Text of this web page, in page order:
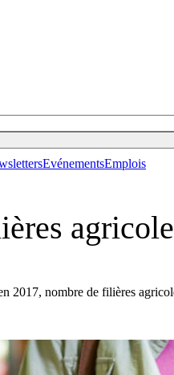
EvénementsEmplois
2017, nombre de filières